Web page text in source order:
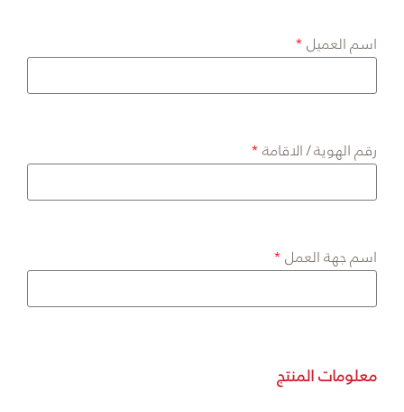
اسم العميل
رقم الهوية / الاقامة
اسم جهة العمل
معلومات المنتج